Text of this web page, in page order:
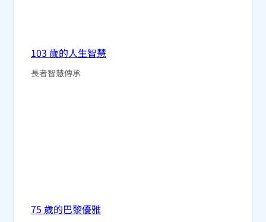
103 歲的人生智慧
長者智慧傳承
75 歲的巴黎優雅